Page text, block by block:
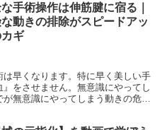
手術操作は伸筋腱に宿る｜
動きの排除がスピードアッ
ギ
早くなります。特に早く美しい手
をさせません。無意識にやってし
無意識にやってしまう動きの危険